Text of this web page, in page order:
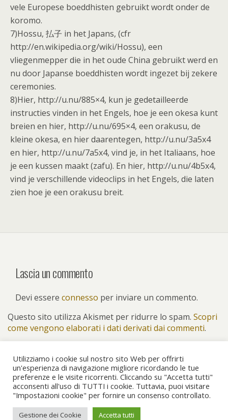
vele Europese boeddhisten gebruikt wordt onder de
koromo.
7)Hossu, 払子 in het Japans, (cfr
http://en.wikipedia.org/wiki/Hossu), een
vliegenmepper die in het oude China gebruikt werd en
nu door Japanse boeddhisten wordt ingezet bij zekere
ceremonies.
8)Hier, http://u.nu/885×4, kun je gedetailleerde
instructies vinden in het Engels, hoe je een okesa kunt
breien en hier, http://u.nu/695×4, een orakusu, de
kleine okesa, en hier daarentegen, http://u.nu/3a5x4
en hier, http://u.nu/7a5x4, vind je, in het Italiaans, hoe
je een kussen maakt (zafu). En hier, http://u.nu/4b5x4,
vind je verschillende videoclips in het Engels, die laten
zien hoe je een orakusu breit.
Lascia un commento
Devi essere connesso per inviare un commento.
Questo sito utilizza Akismet per ridurre lo spam. Scopri
come vengono elaborati i dati derivati dai commenti.
Torna su
Dispositivo Portatile Pc Desktop
Utilizziamo i cookie sul nostro sito Web per offrirti
un'esperienza di navigazione migliore ricordando le tue
preferenze e le visite ricorrenti. Cliccando su "Accetta tutti"
acconsenti all'uso di TUTTI i cookie. Tuttavia, puoi visitare
"Impostazioni cookie" per fornire un consenso controllato.
Gestione dei Cookie Accetta tutti